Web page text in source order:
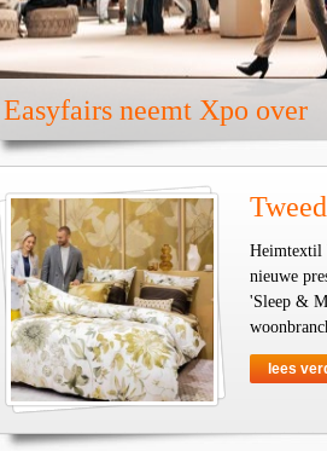
Easyfairs neemt Xpo over
Heimtextil
nieuwe
'Sleep &
lees